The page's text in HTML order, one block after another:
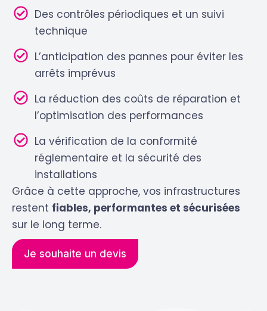
Des contrôles périodiques et un suivi
technique
L’anticipation des pannes pour éviter les
arrêts imprévus
La réduction des coûts de réparation et
l’optimisation des performances
La vérification de la conformité
réglementaire et la sécurité des
installations
Grâce à cette approche, vos infrastructures
restent fiables, performantes et sécurisées
sur le long terme.
Je souhaite un devis